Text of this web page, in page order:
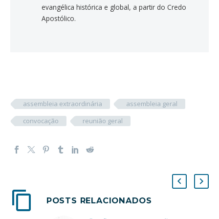
evangélica histórica e global, a partir do Credo
Apostólico.
assembleia extraordinária
assembleia geral
convocação
reunião geral
POSTS RELACIONADOS